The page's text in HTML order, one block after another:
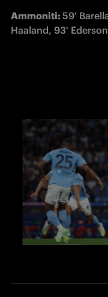
Ammoniti: 59'
Haaland, 93' Ederson